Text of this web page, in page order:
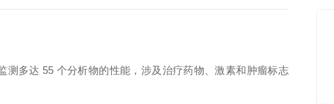
测多达 55 个分析物的性能，涉及治疗药物、激素和肿瘤标志